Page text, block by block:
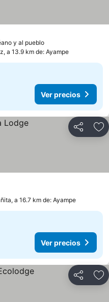
y al puebloVer precios
a 13.9 km de: Ayampe
Ver precios
Compartir
a 16.7 km de: Ayampe
Ver precios
Compartir